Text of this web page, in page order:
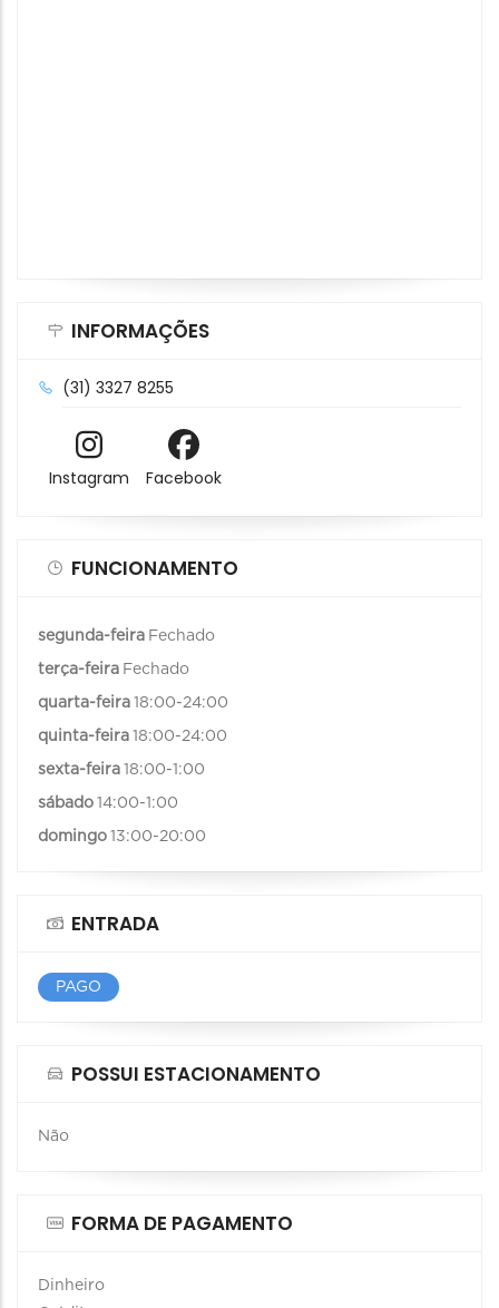
INFORMAÇÕES
(31) 3327 8255
Instagram Facebook
FUNCIONAMENTO
segunda-feira Fechado
terça-feira Fechado
quarta-feira 18:00-24:00
quinta-feira 18:00-24:00
sexta-feira 18:00-1:00
sábado 14:00-1:00
domingo 13:00-20:00
ENTRADA
PAGO
POSSUI ESTACIONAMENTO
Não
FORMA DE PAGAMENTO
Dinheiro